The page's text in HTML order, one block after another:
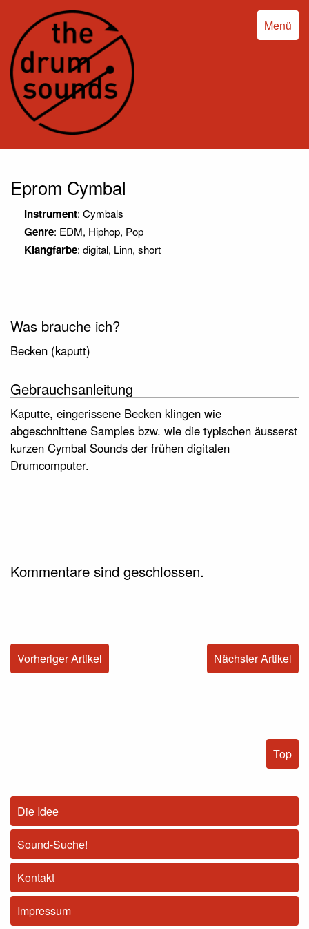
Menü
Eprom Cymbal
Instrument: Cymbals
Genre: EDM, Hiphop, Pop
Klangfarbe: digital, Linn, short
Was brauche ich?
Becken (kaputt)
Gebrauchsanleitung
Kaputte, eingerissene Becken klingen wie
abgeschnittene Samples bzw. wie die typischen äusserst
kurzen Cymbal Sounds der frühen digitalen
Drumcomputer.
Kommentare sind geschlossen.
Nächster Artikel
Vorheriger Artikel
Top
Die Idee
Sound-Suche!
Kontakt
Impressum